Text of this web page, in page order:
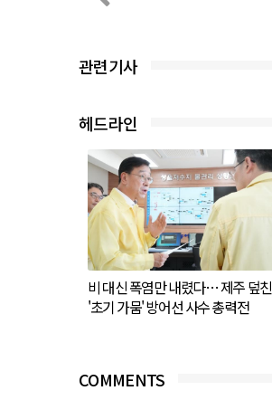
관련기사
헤드라인
비 대신 폭염만 내렸다… 제주 덮친
'초기 가뭄' 방어선 사수 총력전
COMMENTS